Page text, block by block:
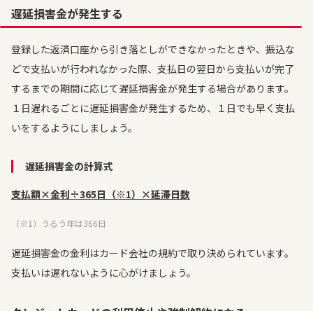
遅延損害金が発生する
登録した返済口座から引き落としができなかったときや、振込な
どで支払いが行われなかった際、支払日の翌日から支払いが完了
するまでの期間に応じて遅延損害金が発生する場合があります。
１日遅れるごとに遅延損害金が発生するため、１日でも早く支払
いをするようにしましょう。
遅延損害金の計算式
支払額×金利÷365日（※1）×延滞日数
（※1）うるう年は366日
遅延損害金の金利はカード会社の規約で取り決められています。
支払いは遅れないように心がけましょう。